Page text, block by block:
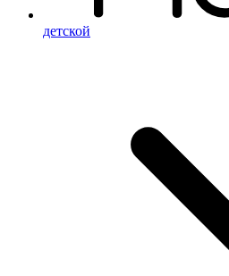
детской